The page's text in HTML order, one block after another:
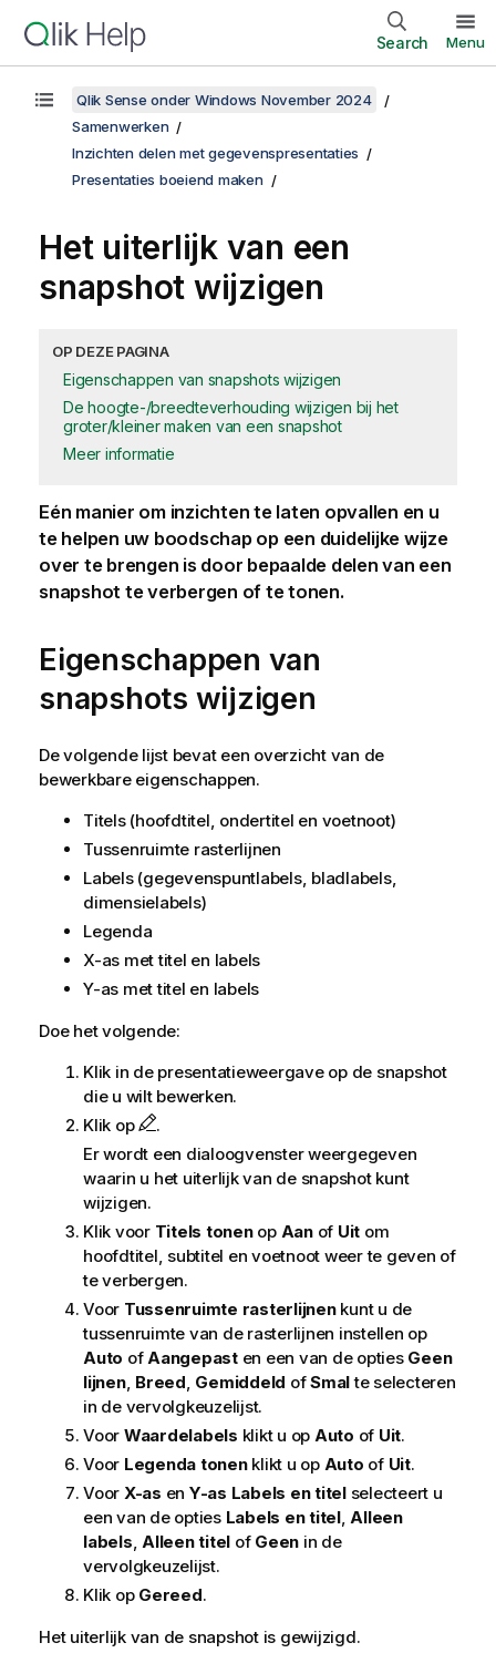
Search Menu
Qlik Sense onder Windows November 2024
Samenwerken
Inzichten delen met gegevenspresentaties
Presentaties boeiend maken
Het uiterlijk van een
snapshot wijzigen
OP DEZE PAGINA
Eigenschappen van snapshots wijzigen
De hoogte-/breedteverhouding wijzigen bij het
groter/kleiner maken van een snapshot
Meer informatie
Eén manier om inzichten te laten opvallen en u
te helpen uw boodschap op een duidelijke wijze
over te brengen is door bepaalde delen van een
snapshot te verbergen of te tonen.
Eigenschappen van
snapshots wijzigen
De volgende lijst bevat een overzicht van de
bewerkbare eigenschappen.
Titels (hoofdtitel, ondertitel en voetnoot)
Tussenruimte rasterlijnen
Labels (gegevenspuntlabels, bladlabels,
dimensielabels)
Legenda
X-as met titel en labels
Y-as met titel en labels
Doe het volgende:
Klik in de presentatieweergave op de snapshot
die u wilt bewerken.
Klik op
.
Er wordt een dialoogvenster weergegeven
waarin u het uiterlijk van de snapshot kunt
wijzigen.
Klik voor Titels tonenop Aanof Uit om
hoofdtitel, subtitel en voetnoot weer te geven of
te verbergen.
Voor Tussenruimte rasterlijnenkunt u de
tussenruimte van de rasterlijnen instellen op
Auto of Aangepasten een van de opties Geen
lijnen, Breed Gemiddeld ofSmalte selecteren
in de vervolgkeuzelijst.
Voor Waardelabels klikt u op Auto of Uit.
Voor Legenda tonenklikt u op Auto of Uit.
Voor X-as en Y-as Labels en titelselecteert u
een van de opties Labels en titel, Alleen
labels Alleen titel of Geen in de
vervolgkeuzelijst.
Klik op Gereed.
Het uiterlijk van de snapshot is gewijzigd.